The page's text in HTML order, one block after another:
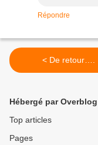
Répondre
< De retour….
Hébergé par Overblog
Top articles
Pages